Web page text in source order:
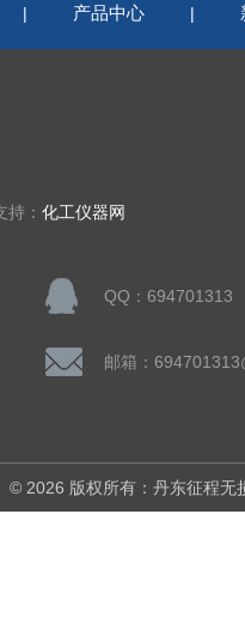
| 产品中心 |
： 化工仪器网
QQ：694701313
邮箱：
© 2026 版权所有：丹东征程